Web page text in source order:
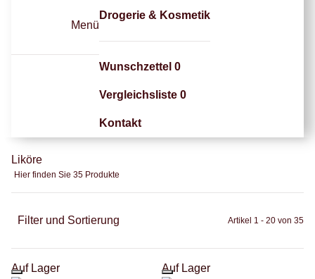
Menü
Drogerie & Kosmetik
Wunschzettel 0
Vergleichsliste 0
Kontakt
Liköre
Hier finden Sie 35 Produkte
Filter und Sortierung Artikel 1 - 20 von 35
Auf Lager Auf Lager